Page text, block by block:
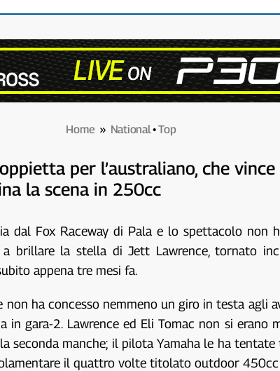
Home » National•Top
per l’australiano, che
la scena in 250cc
dal Fox Raceway di Pala e lo spettacolo non
brillare la stella di Jett Lawrence, tornato
appena tre mesi fa.
ha concesso nemmeno un giro in testa agli
gara-2. Lawrence ed Eli Tomac non si erano
seconda manche; il pilota Yamaha le ha
il quattro volte titolato outdoor